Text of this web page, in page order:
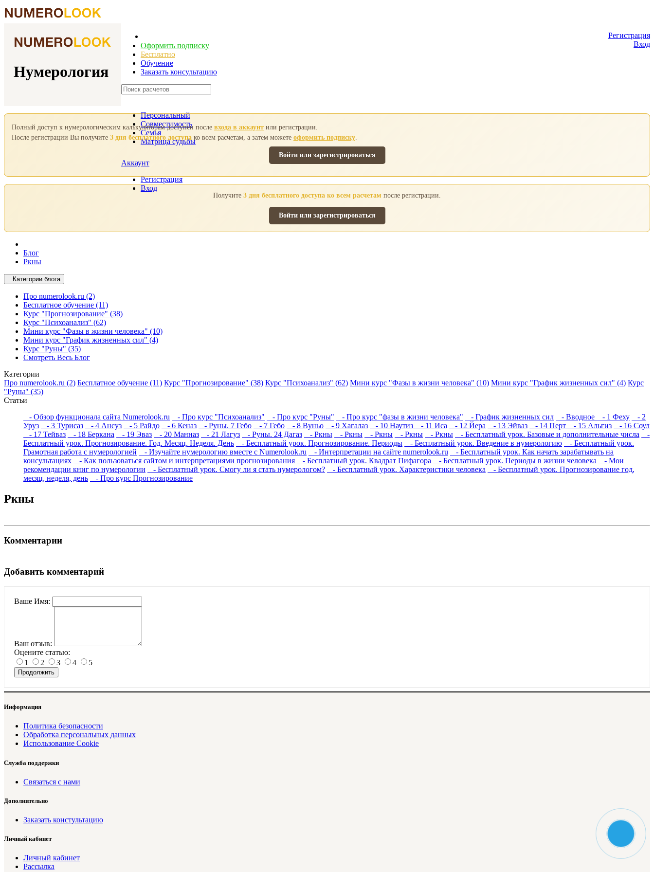
Регистрация
Вход
Нумерология
Оформить подписку
Бесплатно
Обучение
Заказать консультацию
Персональный
Совместимость
Семья
Матрица судьбы
Аккаунт
Регистрация
Вход
Полный доступ к нумерологическим калькуляторам доступен после входа в аккаунт или регистрации.
После регистрации Вы получите 3 дня бесплатного доступа ко всем расчетам, а затем можете оформить подписку.
Войти или зарегистрироваться
Получите 3 дня бесплатного доступа ко всем расчетам после регистрации.
Войти или зарегистрироваться
Блог
Ркны
Категории блога
Про numerolook.ru (2)
Бесплатное обучение (11)
Курс "Прогнозирование" (38)
Курс "Психоанализ" (62)
Мини курс "Фазы в жизни человека" (10)
Мини курс "График жизненных сил" (4)
Курс "Руны" (35)
Смотреть Весь Блог
Категории
Про numerolook.ru (2) Бесплатное обучение (11) Курс "Прогнозирование" (38) Курс "Психоанализ" (62) Мини курс "Фазы в жизни человека" (10) Мини курс "График жизненных сил" (4) Курс
"Руны" (35)
Статьи
- Обзор функционала сайта Numerolook.ru
- Про курс "Психоанализ" - Про курс "Руны" - Про курс "фазы в жизни человека" - График жизненных сил - Вводное - 1 Феху
- 2
Уруз
- 3 Турисаз - 4 Ансуз - 5 Райдо - 6 Кеназ - Руны. 7 Гебо - 7 Гебо - 8 Вуньо - 9 Хагалаз - 10 Наутиз - 11 Иса - 12 Йера - 13 Эйваз - 14 Перт - 15 Альгиз
- 16 Соул
- 17 Тейваз
- 18 Беркана - 19 Эваз - 20 Манназ - 21 Лагуз - Руны. 24 Дагаз - Ркны - Ркны - Ркны - Ркны - Ркны - Бесплатный урок. Базовые и дополнительные числа
-
Бесплатный урок. Прогнозирование. Год. Месяц. Неделя. День
- Бесплатный урок. Прогнозирование. Периоды - Бесплатный урок. Введение в нумерологию
- Бесплатный урок.
Грамотная работа с нумерологией
- Изучайте нумерологию вместе с Numerolook.ru - Интерпретации на сайте numerolook.ru
- Бесплатный урок. Как начать зарабатывать на
консультациях
- Как пользоваться сайтом и интерпретациями прогнозирования - Бесплатный урок. Квадрат Пифагора - Бесплатный урок. Периоды в жизни человека
- Мои
рекомендации книг по нумерологии
- Бесплатный урок. Смогу ли я стать нумерологом? - Бесплатный урок. Характеристики человека
- Бесплатный урок. Прогнозирование год,
месяц, неделя, день
- Про курс Прогнозирование
Ркны
Комментарии
Добавить комментарий
Ваше Имя:
Ваш отзыв:
Оцените статью:
1
2 3 4 5
Продолжить
Информация
Политика безопасности
Обработка персональных данных
Использование Cookie
Служба поддержки
Связаться с нами
Дополнительно
Заказать констультацию
Личный кабинет
Личный кабинет
Рассылка